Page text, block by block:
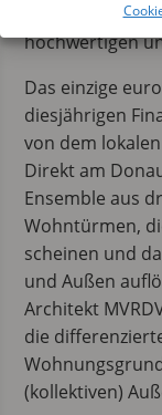
Geschoss zu
hochwertigen
Das einzige
diesjährigen
von dem
Direkt am
Ensemble aus
Wohntürmen,
scheinen und
und Außen
Architekt
die
(kollektiven)